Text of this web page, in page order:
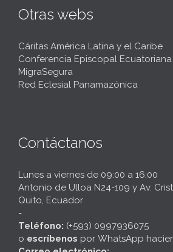
Otras webs
Cáritas América Latina y el Caribe
Conferencia Episcopal Ecuatoriana
MigraSegura
Red Eclesial Panamazónica
Contáctanos
Lunes a viernes de 09:00 a 16:00
Antonio de Ulloa N24-109 y Av.
Quito, Ecuador
-
Teléfono: (+593) 0997936075
o escríbenos por WhatsApp